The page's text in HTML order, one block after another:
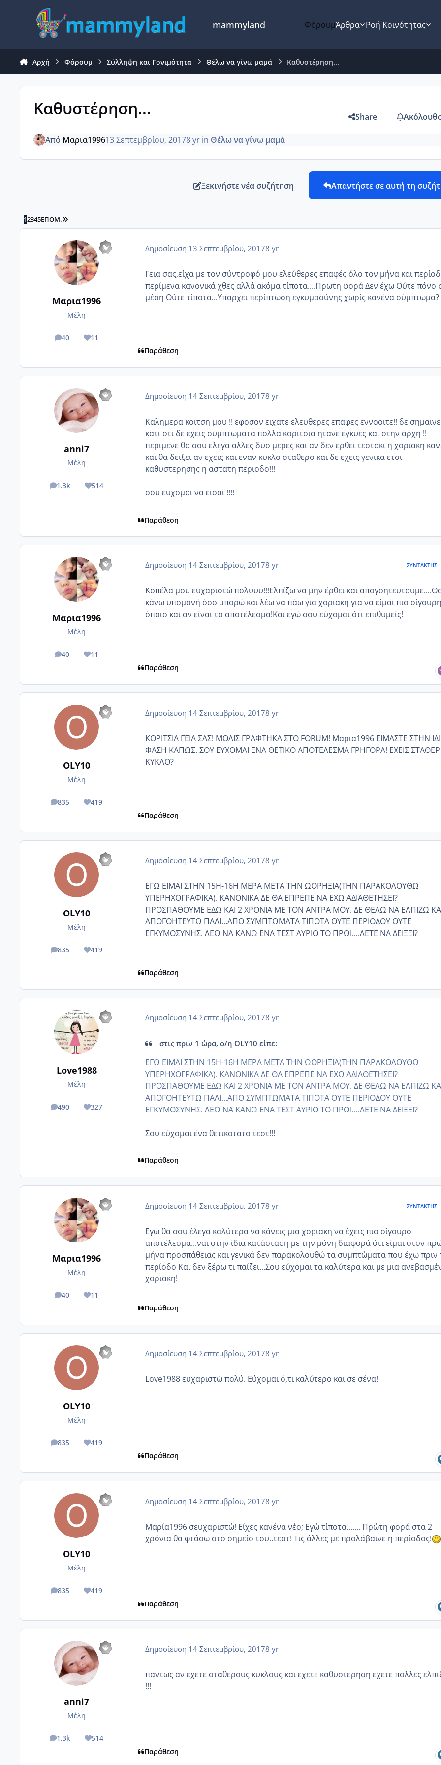
Μετάβαση σε περιεχόμενο
mammyland ΦόρουμΆρθρα Ροή Κοινότητας
Αρχή Φόρουμ Σύλληψη και Γονιμότητα Θέλω να γίνω μαμά Καθυστέρηση...
Καθυστέρηση... Share
Από Μαρια199613 Σεπτεμβρίου, 20178 yr in Θέλω να γίνω μαμά
Ξεκινήστε νέα συζήτηση Απαντήστε σε αυτή τη
12345ΕΠΌΜ. LAST PAGE
Μαρια1996
Μέλη
40
posts 11
Reputation
Δημοσίευση 13 Σεπτεμβρίου, 20178 yr
Γεια σας,είχα με τον σύντροφό μου ελεύθερες επαφές όλο τον μήνα και
περίμενα κανονικά χθες αλλά ακόμα τίποτα....Πρωτη φορά Δεν έχω Ούτε πόνο
μέση Ούτε τίποτα...Υπαρχει περίπτωση εγκυμοσύνης χωρίς κανένα σύμπτωμα?
Παράθεση
anni7
Μέλη
1.3k
posts 514
Reputation
Δημοσίευση 14 Σεπτεμβρίου, 20178 yr
Καλημερα κοιτση μου !! εφοσον ειχατε ελευθερες επαφες εννοοιτε!! δε
κατι οτι δε εχεις συμπτωματα πολλα κοριτσια ητανε εγκυες και στην αρχη !!
περιμενε θα σου ελεγα αλλες δυο μερες και αν δεν ερθει τεστακι η χοριακη
και θα δειξει αν εχεις και εναν κυκλο σταθερο και δε εχεις γενικα ετσι
καθυστερησης η αστατη περιοδο!!!
σου ευχομαι να εισαι !!!!
Παράθεση
Μαρια1996
Μέλη
40
posts 11
Reputation
Δημοσίευση 14 Σεπτεμβρίου, 20178 yr ΣΥΝΤΆΚΤΗΣ
Κοπέλα μου ευχαριστώ πολυυυ!!!Ελπίζω να μην έρθει και
κάνω υπομονή όσο μπορώ και λέω να πάω για χοριακη για να είμαι πιο σίγουρη
όποιο και αν είναι το αποτέλεσμα!Και εγώ σου εύχομαι ότι επιθυμείς!
Παράθεση
OLY10
Μέλη
835
posts 419
Reputation
Δημοσίευση 14 Σεπτεμβρίου, 20178 yr
ΚΟΡΙΤΣΙΑ ΓΕΙΑ ΣΑΣ! ΜΟΛΙΣ ΓΡΑΦΤΗΚΑ ΣΤΟ FORUM! Μαρια1996 ΕΙΜΑΣΤΕ ΣΤΗΝ
ΦΑΣΗ ΚΑΠΩΣ. ΣΟΥ ΕΥΧΟΜΑΙ ΕΝΑ ΘΕΤΙΚΟ ΑΠΟΤΕΛΕΣΜΑ ΓΡΗΓΟΡΑ! ΕΧΕΙΣ
ΚΥΚΛΟ?
Παράθεση
OLY10
Μέλη
835
posts 419
Reputation
Δημοσίευση 14 Σεπτεμβρίου, 20178 yr
ΕΓΩ ΕΙΜΑΙ ΣΤΗΝ 15Η-16Η ΜΕΡΑ ΜΕΤΑ ΤΗΝ ΩΟΡΗΞΙΑ(ΤΗΝ ΠΑΡΑΚΟΛΟΥΘΩ
ΥΠΕΡΗΧΟΓΡΑΦΙΚΑ). ΚΑΝΟΝΙΚΑ ΔΕ ΘΑ ΕΠΡΕΠΕ ΝΑ ΕΧΩ ΑΔΙΑΘΕΤΗΣΕΙ?
ΠΡΟΣΠΑΘΟΥΜΕ ΕΔΩ ΚΑΙ 2 ΧΡΟΝΙΑ ΜΕ ΤΟΝ ΑΝΤΡΑ ΜΟΥ. ΔΕ ΘΕΛΩ ΝΑ ΕΛΠΙΖΩ
ΑΠΟΓΟΗΤΕΥΤΩ ΠΑΛΙ...ΑΠΟ ΣΥΜΠΤΩΜΑΤΑ ΤΙΠΟΤΑ ΟΥΤΕ ΠΕΡΙΟΔΟΥ ΟΥΤΕ
ΕΓΚΥΜΟΣΥΝΗΣ. ΛΕΩ ΝΑ ΚΑΝΩ ΕΝΑ ΤΕΣΤ ΑΥΡΙΟ ΤΟ ΠΡΩΙ....ΛΕΤΕ ΝΑ ΔΕΙΞΕΙ?
Παράθεση
Love1988
Μέλη
490
posts 327
Reputation
Δημοσίευση 14 Σεπτεμβρίου, 20178 yr
στις πριν 1 ώρα, ο/η OLY10 είπε:
ΕΓΩ ΕΙΜΑΙ ΣΤΗΝ 15Η-16Η ΜΕΡΑ ΜΕΤΑ ΤΗΝ ΩΟΡΗΞΙΑ(ΤΗΝ ΠΑΡΑΚΟΛΟΥΘΩ
ΥΠΕΡΗΧΟΓΡΑΦΙΚΑ). ΚΑΝΟΝΙΚΑ ΔΕ ΘΑ ΕΠΡΕΠΕ ΝΑ ΕΧΩ ΑΔΙΑΘΕΤΗΣΕΙ?
ΠΡΟΣΠΑΘΟΥΜΕ ΕΔΩ ΚΑΙ 2 ΧΡΟΝΙΑ ΜΕ ΤΟΝ ΑΝΤΡΑ ΜΟΥ. ΔΕ ΘΕΛΩ ΝΑ ΕΛΠΙΖΩ
ΑΠΟΓΟΗΤΕΥΤΩ ΠΑΛΙ...ΑΠΟ ΣΥΜΠΤΩΜΑΤΑ ΤΙΠΟΤΑ ΟΥΤΕ ΠΕΡΙΟΔΟΥ ΟΥΤΕ
ΕΓΚΥΜΟΣΥΝΗΣ. ΛΕΩ ΝΑ ΚΑΝΩ ΕΝΑ ΤΕΣΤ ΑΥΡΙΟ ΤΟ ΠΡΩΙ....ΛΕΤΕ ΝΑ ΔΕΙΞΕΙ?
Σου εύχομαι ένα θετικοτατο τεστ!!!
Παράθεση
Μαρια1996
Μέλη
40
posts 11
Reputation
Δημοσίευση 14 Σεπτεμβρίου, 20178 yr ΣΥΝΤΆΚΤΗΣ
Εγώ θα σου έλεγα καλύτερα να κάνεις μια χοριακη να έχεις πιο σίγουρο
αποτέλεσμα...ναι στην ίδια κατάσταση με την μόνη διαφορά ότι είμαι στον
μήνα προσπάθειας και γενικά δεν παρακολουθώ τα συμπτώματα που έχω πριν
περίοδο Και δεν ξέρω τι παίζει...Σου εύχομαι τα καλύτερα και με μια
χοριακη!
Παράθεση
OLY10
Μέλη
835
posts 419
Reputation
Δημοσίευση 14 Σεπτεμβρίου, 20178 yr
Love1988 ευχαριστώ πολύ. Εύχομαι ό,τι καλύτερο και σε σένα!
Παράθεση
OLY10
Μέλη
835
posts 419
Reputation
Δημοσίευση 14 Σεπτεμβρίου, 20178 yr
Μαρία1996 σευχαριστώ! Είχες κανένα νέο; Εγώ τίποτα....... Πρώτη φορά στα 2
χρόνια θα φτάσω στο σημείο του..τεστ! Τις άλλες με προλάβαινε η περίοδος!
Παράθεση
anni7
Μέλη
1.3k
posts 514
Reputation
Δημοσίευση 14 Σεπτεμβρίου, 20178 yr
παντως αν εχετε σταθερους κυκλους και εχετε καθυστερηση εχετε πολλες
!!!
Παράθεση